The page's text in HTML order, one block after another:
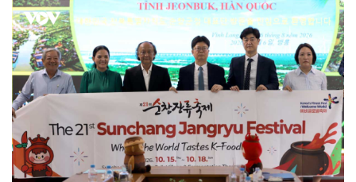
Doanh nghiệp
Thông tin doanh nghiệp
Doanh nghiệp 24h
Doanh nhân
Vì cộng đồng
Công nghệ
Sành điệu
Tin Công nghệ
Trải nghiệm
Chuyển đổi số